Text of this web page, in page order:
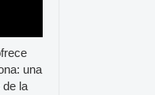
una
de la